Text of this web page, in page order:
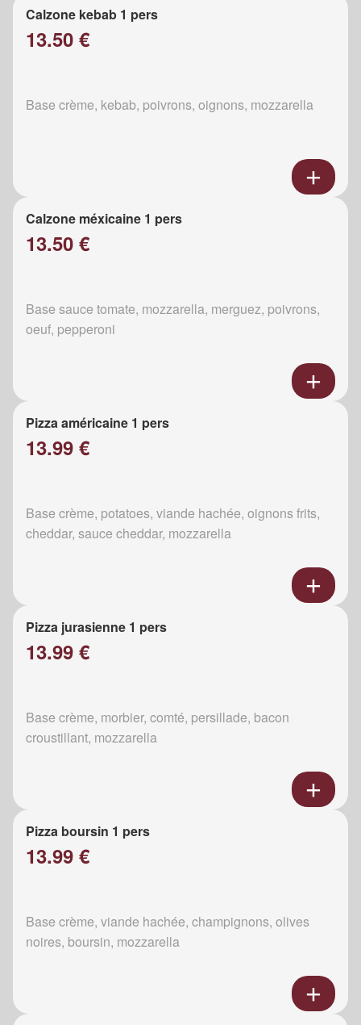
Calzone kebab 1 pers
13.50 €
Base crème, kebab, poivrons, oignons, mozzarella
Calzone méxicaine 1 pers
13.50 €
Base sauce tomate, mozzarella, merguez, poivrons,
oeuf, pepperoni
Pizza américaine 1 pers
13.99 €
Base crème, potatoes, viande hachée, oignons frits,
cheddar, sauce cheddar, mozzarella
Pizza jurasienne 1 pers
13.99 €
Base crème, morbier, comté, persillade, bacon
croustillant, mozzarella
Pizza boursin 1 pers
13.99 €
Base crème, viande hachée, champignons, olives
noires, boursin, mozzarella